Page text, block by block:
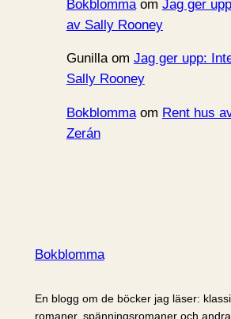
Bokblommaom Jag ger
av Sally Rooney
Gunillaom Jag ger upp:
Sally Rooney
Bokblommaom Rent hus
Zerán
Bokblomma
En blogg om de böcker jag läser:
romaner, spänningsromaner och